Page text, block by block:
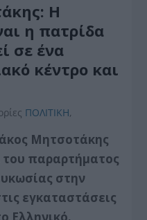
Η
η πατρίδα
σε ένα
κέντρο και
ΠΟΛΙΤΙΚΗ,
Μητσοτάκης
παραρτήματος
στην
εγκαταστάσεις